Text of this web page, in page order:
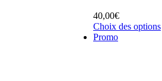
40,00€
Choix des options
Promo